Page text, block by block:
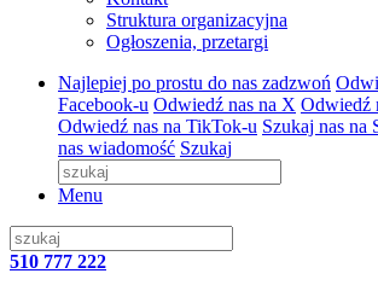
Struktura organizacyjna
Ogłoszenia, przetargi
Najlepiej po prostu do nas zadzwoń
Facebook-u Odwiedź nas na X Odwiedź
Odwiedź nas na TikTok-u Szukaj nas na
nas wiadomość Szukaj
Menu
510 777 222